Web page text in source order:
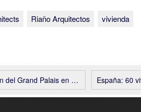
Riaño Arquitectos vivienda
España: 60 viviendas sociales,
en Paris – Chatillon Architectes